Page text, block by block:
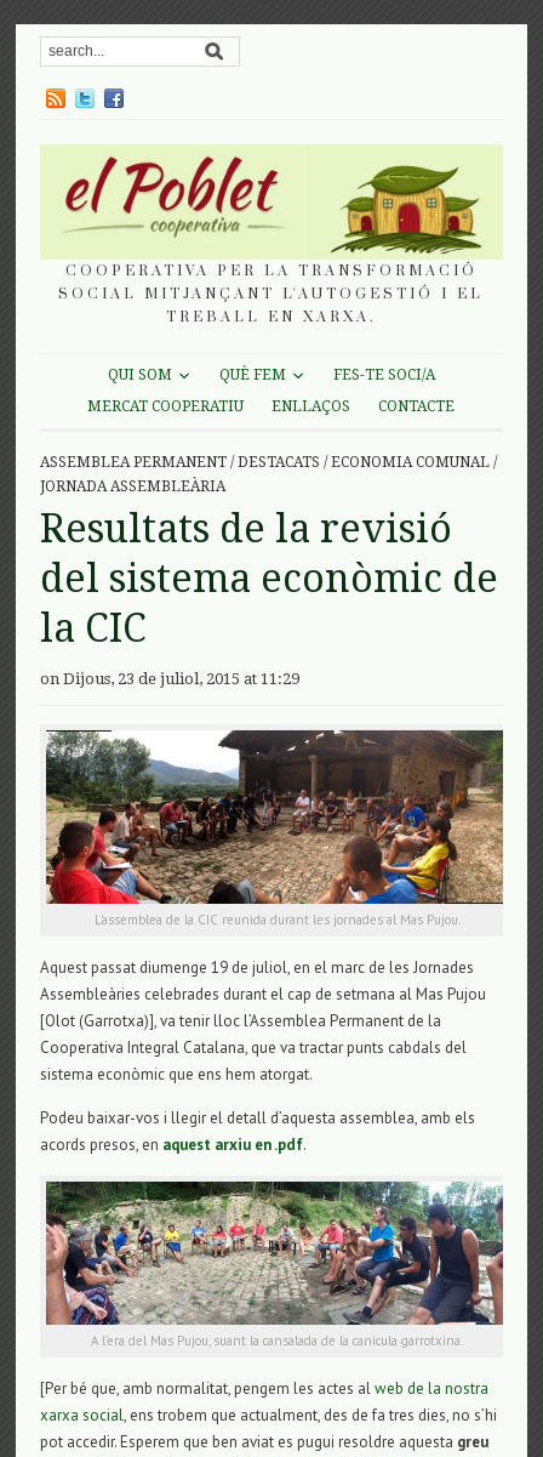
COOPERATIVA PER LA TRANSFORMACIÓ
SOCIAL MITJANÇANT L'AUTOGESTIÓ I EL
TREBALL EN XARXA.
QUI SOM QUÈ FEM
FES-TE SOCI/A
MERCAT COOPERATIU
ENLLAÇOS CONTACTE
ASSEMBLEA PERMANENT /DESTACATS /ECONOMIA COMUNAL /
JORNADA ASSEMBLEÀRIA
Resultats de la revisió
del sistema econòmic de
la CIC
on Dijous, 23 de juliol, 2015 at 11:29
L’assemblea de la CIC reunida durant les jornades al Mas Pujou.
Aquest passat diumenge 19 de juliol, en el marc de les Jornades
Assembleàries celebrades durant el cap de setmana al Mas Pujou
[Olot (Garrotxa)], va tenir lloc l’Assemblea Permanent de la
Cooperativa Integral Catalana, que va tractar punts cabdals del
sistema econòmic que ens hem atorgat.
Podeu baixar-vos i llegir el detall d’aquesta assemblea, amb els
acords presos, en aquest arxiu en .pdf.
A l’era del Mas Pujou, suant la cansalada de la canícula garrotxina.
[Per bé que, amb normalitat, pengem les actes alweb de la nostra
xarxa social, ens trobem que actualment, des de fa tres dies, no s’hi
pot accedir. Esperem que ben aviat es pugui resoldre aquesta greu